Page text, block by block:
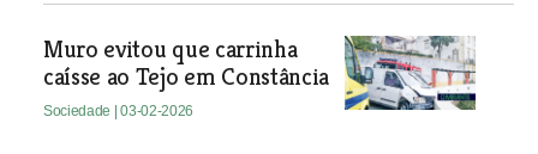
Muro evitou que carrinha
caísse ao Tejo em Constância
Sociedade | 03-02-2026